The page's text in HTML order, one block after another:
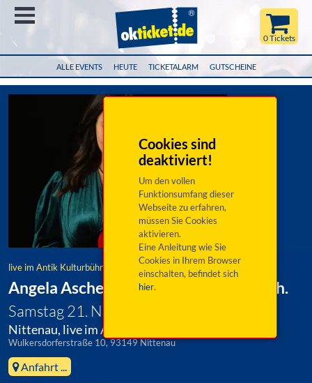
ALLE EVENTS HEUTE TICKETALARM GUTSCHEINE
0 Tickets
Cookies sind
deaktiviert!
Um den vollen
Funktionsumfang dieser
Webseite zu erfahren,
müssen Sie Cookies
aktivieren.
Eine Anleitung wie Sie
Cookies in Ihrem Browser
einschalten, befindet sich
hier.
live im Antik Kulturbühne Nittenau
Angela Ascher: Verdammt, ich lieb mich.
Samstag 21. November 2026
Nittenau, live im Antik - Kulturbühne
Wulkersdorferstraße 10, 93149 Nittenau
Anfahrt ...